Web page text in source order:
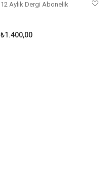
12 Aylık Dergi Abonelik
₺1.400,00